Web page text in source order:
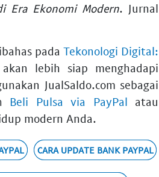
Era Ekonomi Modern. Jurnal
pada Tekonologi Digital:
lebih siap menghadapi
JualSaldo.com sebagai
Beli Pulsa via PayPal atau
modern Anda.
CARA UPDATE BANK PAYPAL